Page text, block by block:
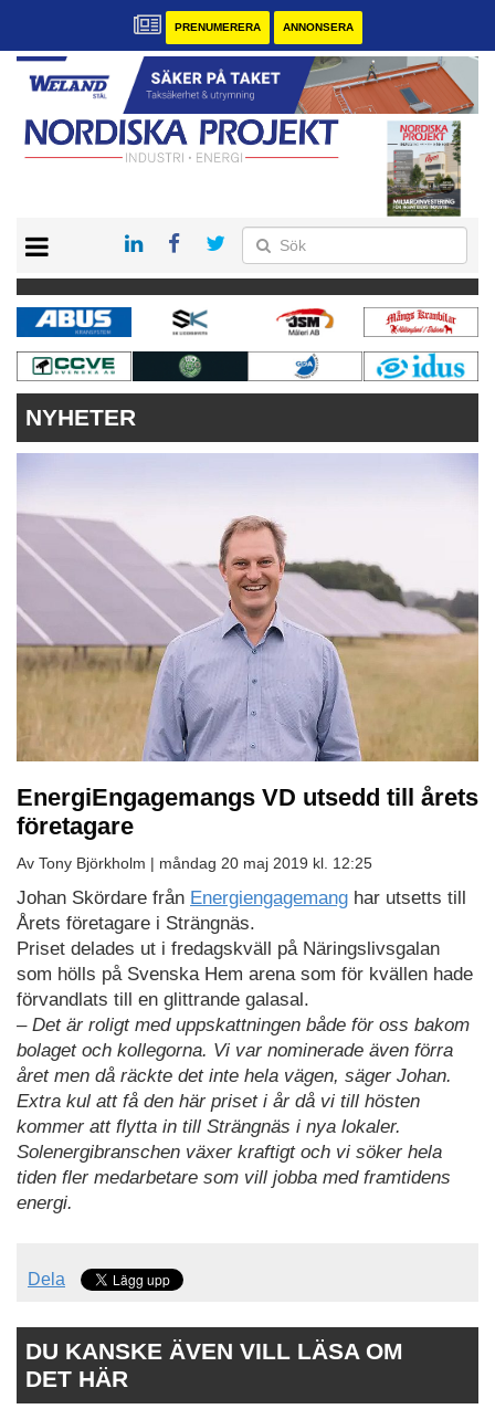
PRENUMERERA ANNONSERA
KONTAKT
VÅRA ANDRA MAGASIN
PRENUMERERA
ANNONSERA
NYHETER
EnergiEngagemangs VD utsedd till årets
företagare
Av Tony Björkholm | måndag 20 maj 2019 kl. 12:25
Johan Skördare från Energiengagemang har utsetts till
Årets företagare i Strängnäs.
Priset delades ut i fredagskväll på Näringslivsgalan
som hölls på Svenska Hem arena som för kvällen hade
förvandlats till en glittrande galasal.
– Det är roligt med uppskattningen både för oss bakom
bolaget och kollegorna. Vi var nominerade även förra
året men då räckte det inte hela vägen, säger Johan.
Extra kul att få den här priset i år då vi till hösten
kommer att flytta in till Strängnäs i nya lokaler.
Solenergibranschen växer kraftigt och vi söker hela
tiden fler medarbetare som vill jobba med framtidens
energi.
Dela
DU KANSKE ÄVEN VILL LÄSA OM
DET HÄR